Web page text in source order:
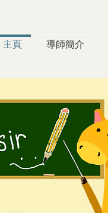
主頁 導師簡介